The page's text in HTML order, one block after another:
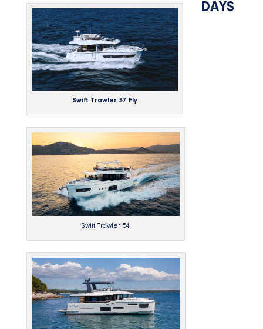
Swift Trawler 37 Fly
Swift Trawler 54
DAYS